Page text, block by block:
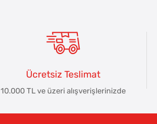
Ücretsiz Teslimat
10.000 TL ve üzeri alışverişlerinizde